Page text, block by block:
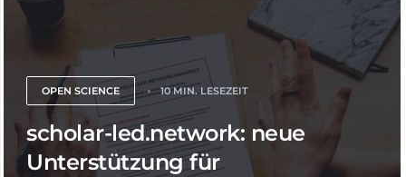
OPEN SCIENCE 10 MIN. LESEZEIT
scholar-led.network: neue
Unterstützung für